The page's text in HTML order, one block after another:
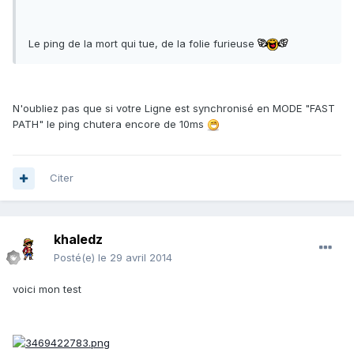
Le ping de la mort qui tue, de la folie furieuse
N'oubliez pas que si votre Ligne est synchronisé en MODE "FAST
PATH" le ping chutera encore de 10ms
Citer
khaledz
Posté(e) le 29 avril 2014
voici mon test